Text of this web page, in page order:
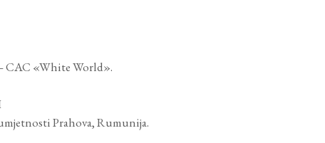
CAC «White World».
Prahova, Rumunija.